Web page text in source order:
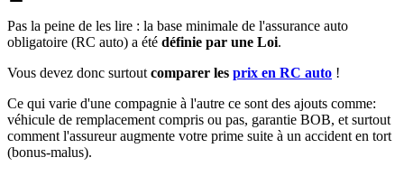
Pas la peine de les lire : la base minimale de l'assurance auto
obligatoire (RC auto) a été définie par une Loi.
Vous devez donc surtout comparer les prix en RC auto !
Ce qui varie d'une compagnie à l'autre ce sont des ajouts comme:
véhicule de remplacement compris ou pas, garantie BOB, et surtout
comment l'assureur augmente votre prime suite à un accident en tort
(bonus-malus).